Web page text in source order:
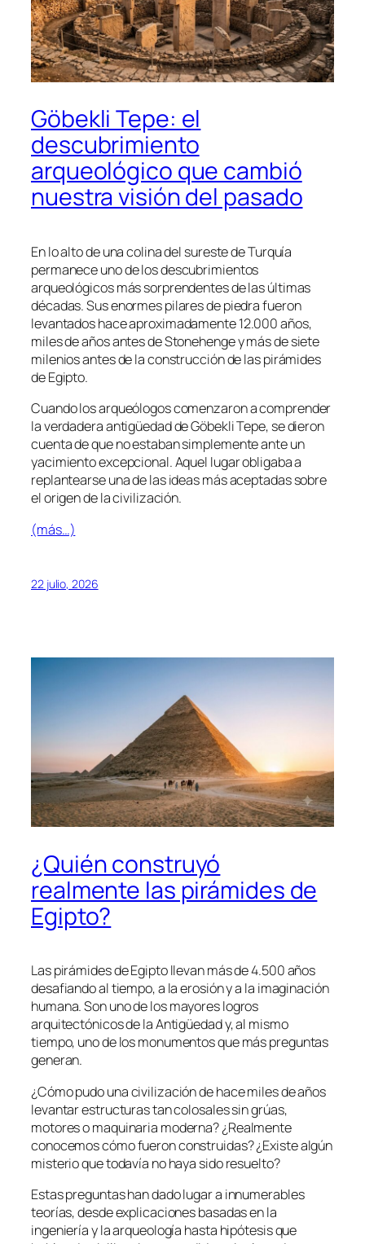
Göbekli Tepe: el
descubrimiento
arqueológico que cambió
nuestra visión del pasado
En lo alto de una colina del sureste de Turquía
permanece uno de los descubrimientos
arqueológicos más sorprendentes de las últimas
décadas. Sus enormes pilares de piedra fueron
levantados hace aproximadamente 12.000 años,
miles de años antes de Stonehenge y más de siete
milenios antes de la construcción de las pirámides
de Egipto.
Cuando los arqueólogos comenzaron a comprender
la verdadera antigüedad de Göbekli Tepe, se dieron
cuenta de que no estaban simplemente ante un
yacimiento excepcional. Aquel lugar obligaba a
replantearse una de las ideas más aceptadas sobre
el origen de la civilización.
(más…)
22 julio, 2026
¿Quién construyó
realmente las pirámides de
Egipto?
Las pirámides de Egipto llevan más de 4.500 años
desafiando al tiempo, a la erosión y a la imaginación
humana. Son uno de los mayores logros
arquitectónicos de la Antigüedad y, al mismo
tiempo, uno de los monumentos que más preguntas
generan.
¿Cómo pudo una civilización de hace miles de años
levantar estructuras tan colosales sin grúas,
motores o maquinaria moderna? ¿Realmente
conocemos cómo fueron construidas? ¿Existe algún
misterio que todavía no haya sido resuelto?
Estas preguntas han dado lugar a innumerables
teorías, desde explicaciones basadas en la
ingeniería y la arqueología hasta hipótesis que